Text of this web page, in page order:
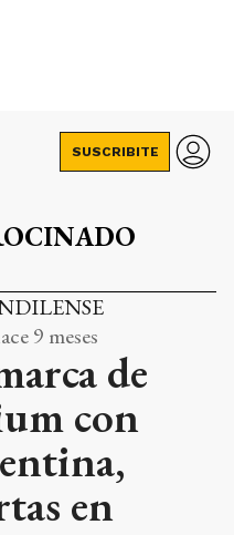
SUSCRIBITE
9 meses
de
con
en